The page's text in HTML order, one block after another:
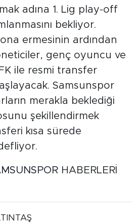
adına 1. Lig play-off
bekliyor.
ermesinin ardından
genç oyuncu ve
ile resmi transfer
Samsunspor
merakla beklediği
şekillendirmek
kısa sürede
HABERLERİ